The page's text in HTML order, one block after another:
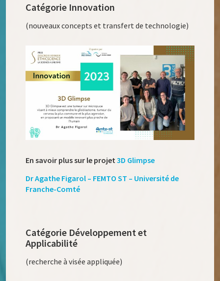
Catégorie Innovation
(nouveaux concepts et transfert de technologie)
En savoir plus sur le projet3D Glimpse
Dr Agathe Figarol – FEMTO ST – Université de
Franche-Comté
Catégorie Développement et
Applicabilité
(recherche à visée appliquée)